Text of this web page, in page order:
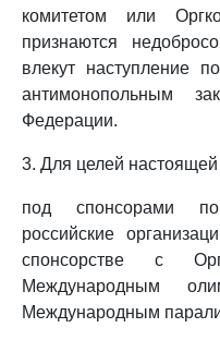
комитетом или
признаются
влекут наступление
антимонопольным
Федерации.
3. Для целей настоящей
под спонсорами
российские
спонсорстве с
Международным
Международным